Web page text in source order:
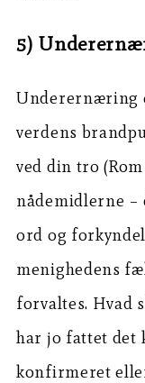
5)
Underernæring
verdens
ved din tro
nådemidlerne –
ord og
menighedens
forvaltes. Hvad
har jo fattet det
konfirmeret